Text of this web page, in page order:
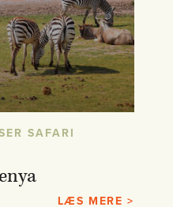
SAFARI
LÆS MERE >